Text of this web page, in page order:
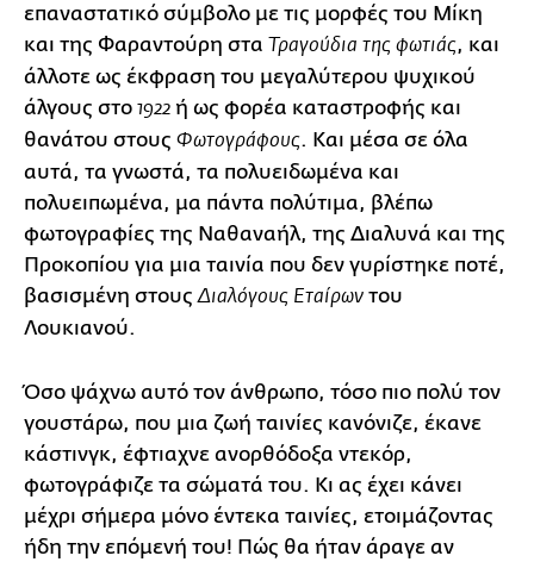
επαναστατικό σύμβολο με τις μορφές του Μίκη
και της Φαραντούρη στα Τραγούδια της φωτιάς, και
άλλοτε ως έκφραση του μεγαλύτερου ψυχικού
άλγους στο 1922 ή ως φορέα καταστροφής και
θανάτου στους Φωτογράφους. Και μέσα σε όλα
αυτά, τα γνωστά, τα πολυειδωμένα και
πολυειπωμένα, μα πάντα πολύτιμα, βλέπω
φωτογραφίες της Ναθαναήλ, της Διαλυνά και της
Προκοπίου για μια ταινία που δεν γυρίστηκε ποτέ,
βασισμένη στους Διαλόγους Εταίρων του
Λουκιανού.
Όσο ψάχνω αυτό τον άνθρωπο, τόσο πιο πολύ τον
γουστάρω, που μια ζωή ταινίες κανόνιζε, έκανε
κάστινγκ, έφτιαχνε ανορθόδοξα ντεκόρ,
φωτογράφιζε τα σώματά του. Κι ας έχει κάνει
μέχρι σήμερα μόνο έντεκα ταινίες, ετοιμάζοντας
ήδη την επόμενή του! Πώς θα ήταν άραγε αν